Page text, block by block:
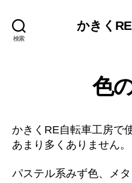
検索
かきく
色
かきくRE自転車工房で
あまり多くありません。
パステル系みず色、メ